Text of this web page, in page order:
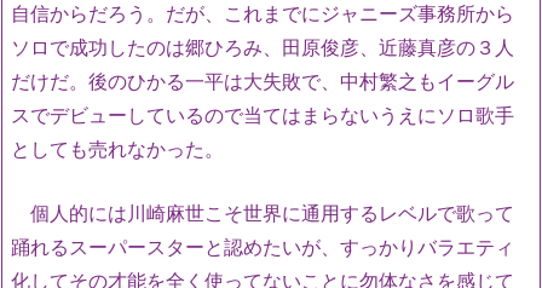
自信からだろう。だが、これまでにジャニーズ事務所から
ソロで成功したのは郷ひろみ、田原俊彦、近藤真彦の３人
だけだ。後のひかる一平は大失敗で、中村繁之もイーグル
スでデビューしているので当てはまらないうえにソロ歌手
としても売れなかった。
個人的には川崎麻世こそ世界に通用するレベルで歌って
踊れるスーパースターと認めたいが、すっかりバラエティ
化してその才能を全く使ってないことに勿体なさを感じて